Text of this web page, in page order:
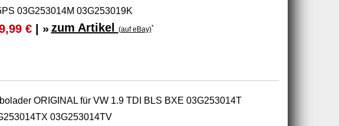
03G253014M 03G253019K
€| » zum Artikel (auf eBay)*
ORIGINAL für VW 1.9 TDI BLS BXE 03G253014T
03G253014TV